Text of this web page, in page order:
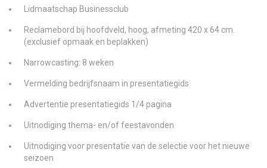
Lidmaatschap Businessclub
Reclamebord bij hoofdveld, hoog, afmeting 420 x 64 cm.
(exclusief opmaak en beplakken)
Narrowcasting: 8 weken
Vermelding bedrijfsnaam in presentatiegids
Advertentie presentatiegids 1/4 pagina
Uitnodiging thema- en/of feestavonden
Uitnodiging voor presentatie van de selectie voor het nieuwe
seizoen